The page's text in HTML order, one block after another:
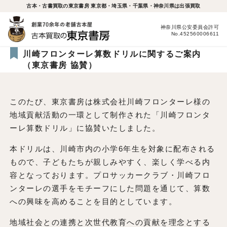
古本・古書買取の東京書房 東京都・埼玉県・千葉県・神奈川県は出張買取
神奈川県公安委員会許可
No.452560006611
川崎フロンターレ算数ドリルに関するご案内
（東京書房 協賛）
このたび、東京書房は株式会社川崎フロンターレ様の
地域貢献活動の一環として制作された「川崎フロンタ
ーレ算数ドリル」に協賛いたしました。
本ドリルは、川崎市内の小学6年生を対象に配布される
もので、子どもたちが親しみやすく、楽しく学べる内
容となっております。プロサッカークラブ・川崎フロ
ンターレの選手をモチーフにした問題を通じて、算数
への興味を高めることを目的としています。
地域社会との連携と次世代教育への貢献を理念とする